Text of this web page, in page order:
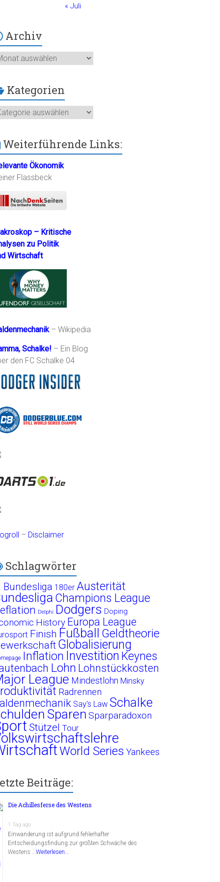
« Juli
Archiv
Kategorien
Weiterführende Links:
Ökonomik
Flassbeck
– Kritische
zu Politik
Wirtschaft
– Wikipedia
Schalke! – Ein Blog
den FC Schalke 04
– Disclaimer
Schlagwörter
Bundesliga 180er Austerität
Champions League
Delphi Dodgers Doping
History Europa League
Finish Fußball Geldtheorie
Globalisierung
Inflation Investition Keynes
Lohn Lohnstückkosten
League Mindestlohn Minsky
Radrennen
Say's Law Schalke
Sparen Sparparadoxon
Stützel Tour
World Series Yankees
Beiträge:
Die Achillesferse des Westens
1 Tag ago
Einwanderung ist aufgrund fehlerhafter
Entscheidungsfindung zur größten Schwäche des
Westens …Weiterlesen...